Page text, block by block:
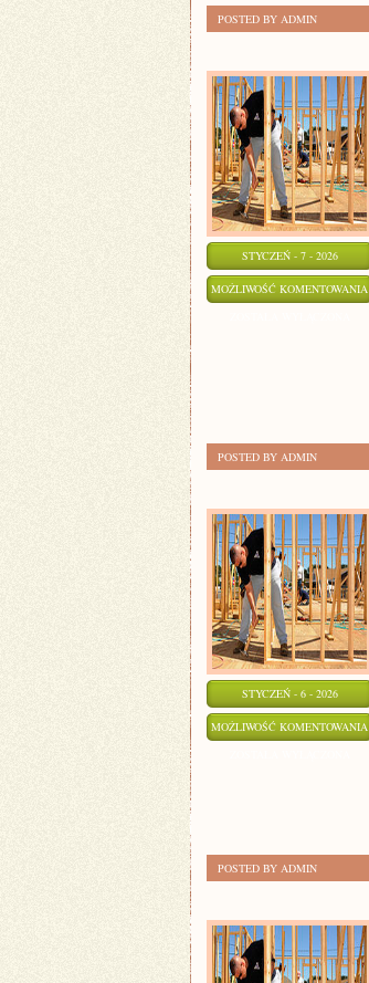
POSTED BY ADMIN
STYCZEŃ - 7 - 2026
MOŻLIWOŚĆ KOMENTOWANIA
POSTED BY ADMIN
STYCZEŃ - 6 - 2026
MOŻLIWOŚĆ KOMENTOWANIA
POSTED BY ADMIN